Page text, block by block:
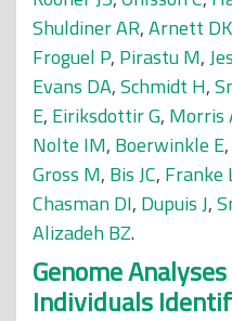
Shuldiner AR,Arnett DK
Froguel P, Pirastu M,
Evans DA,Schmidt H,
E, Eiriksdottir G, Morris
Nolte IM, Boerwinkle E,
Gross M, Bis JC, Franke
Chasman DI, Dupuis J,
Alizadeh BZ.
Genome
Individuals